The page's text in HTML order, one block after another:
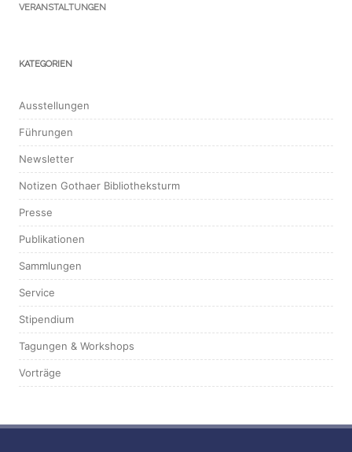
VERANSTALTUNGEN
KATEGORIEN
Ausstellungen
Führungen
Newsletter
Notizen Gothaer Bibliotheksturm
Presse
Publikationen
Sammlungen
Service
Stipendium
Tagungen & Workshops
Vorträge